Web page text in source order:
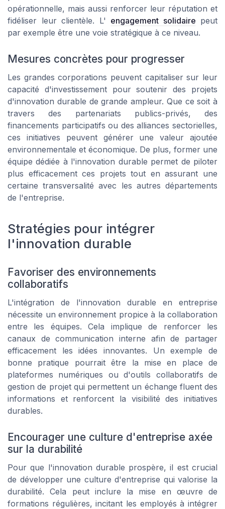
opérationnelle, mais aussi renforcer leur réputation et
fidéliser leur clientèle. L' engagement solidaire peut
par exemple être une voie stratégique à ce niveau.
Mesures concrètes pour progresser
Les grandes corporations peuvent capitaliser sur leur
capacité d'investissement pour soutenir des projets
d'innovation durable de grande ampleur. Que ce soit à
travers des partenariats publics-privés, des
financements participatifs ou des alliances sectorielles,
ces initiatives peuvent générer une valeur ajoutée
environnementale et économique. De plus, former une
équipe dédiée à l'innovation durable permet de piloter
plus efficacement ces projets tout en assurant une
certaine transversalité avec les autres départements
de l'entreprise.
Stratégies pour intégrer
l'innovation durable
Favoriser des environnements
collaboratifs
L'intégration de l'innovation durable en entreprise
nécessite un environnement propice à la collaboration
entre les équipes. Cela implique de renforcer les
canaux de communication interne afin de partager
efficacement les idées innovantes. Un exemple de
bonne pratique pourrait être la mise en place de
plateformes numériques ou d'outils collaboratifs de
gestion de projet qui permettent un échange fluent des
informations et renforcent la visibilité des initiatives
durables.
Encourager une culture d'entreprise axée
sur la durabilité
Pour que l'innovation durable prospère, il est crucial
de développer une culture d'entreprise qui valorise la
durabilité. Cela peut inclure la mise en œuvre de
formations régulières, incitant les employés à intégrer